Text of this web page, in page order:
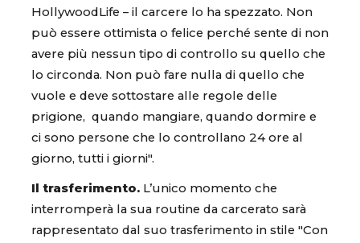
HollywoodLife – il carcere lo ha spezzato. Non
può essere ottimista o felice perché sente di non
avere più nessun tipo di controllo su quello che
lo circonda. Non può fare nulla di quello che
vuole e deve sottostare alle regole delle
prigione, quando mangiare, quando dormire e
ci sono persone che lo controllano 24 ore al
giorno, tutti i giorni".
Il trasferimento. L’unico momento che
interromperà la sua routine da carcerato sarà
rappresentato dal suo trasferimento in stile "Con